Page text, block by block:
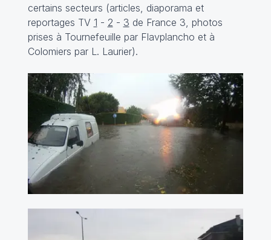
certains secteurs (articles, diaporama et
reportages TV 1 - 2 - 3 de France 3, photos
prises à Tournefeuille par Flavplancho et à
Colomiers par L. Laurier).